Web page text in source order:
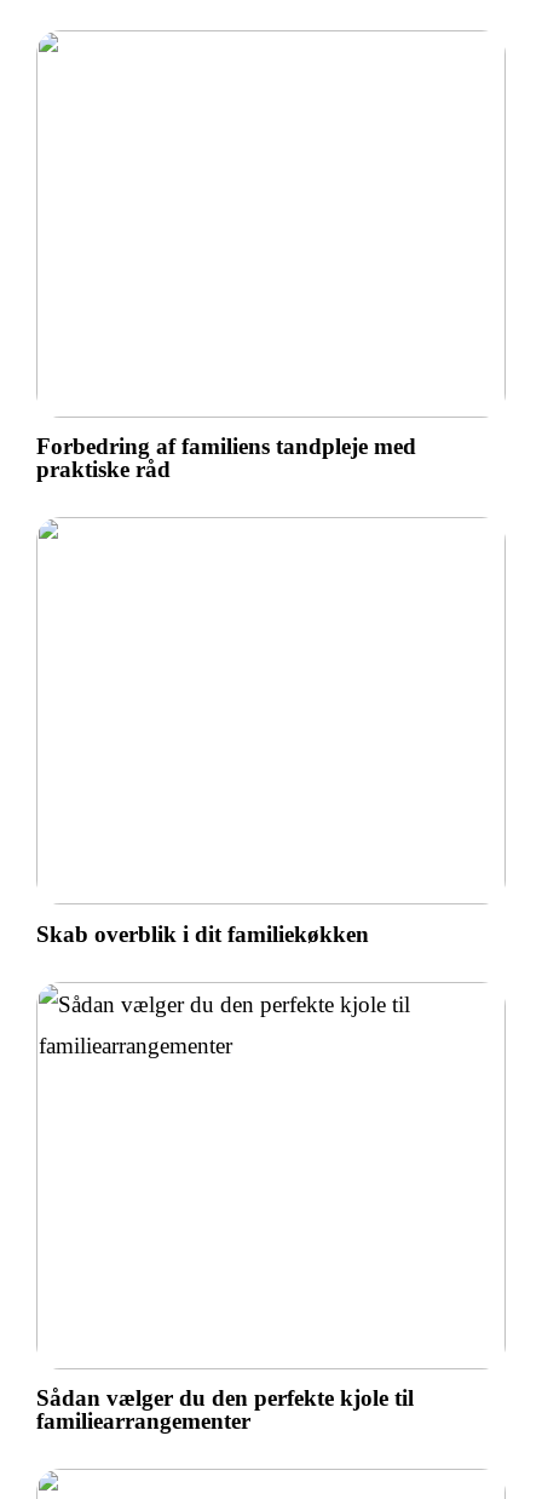
Forbedring af familiens tandpleje med
praktiske råd
Skab overblik i dit familiekøkken
Sådan vælger du den perfekte kjole til
familiearrangementer